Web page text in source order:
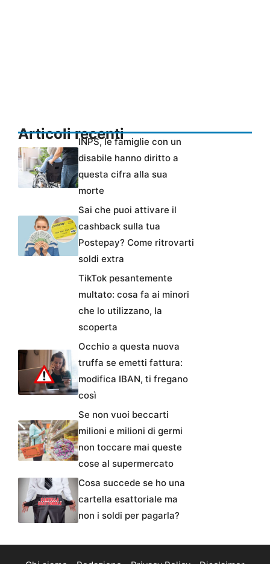
Articoli recentiINPS, le famiglie con un
disabile hanno diritto a
questa cifra alla sua
morte
Sai che puoi attivare il
cashback sulla tua
Postepay? Come ritrovarti
soldi extra
TikTok pesantemente
multato: cosa fa ai minori
che lo utilizzano, la
scoperta
Occhio a questa nuova
truffa se emetti fattura:
modifica IBAN, ti fregano
così
Se non vuoi beccarti
milioni e milioni di germi
non toccare mai queste
cose al supermercato
Cosa succede se ho una
cartella esattoriale ma
non i soldi per pagarla?